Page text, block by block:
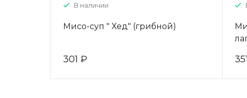
В наличии
Мисо-суп " Хед" (грибной)
301 ₽